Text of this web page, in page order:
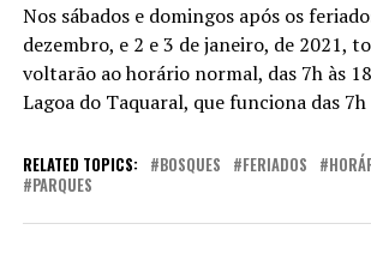
Nos sábados e domingos após os
dezembro, e 2 e 3 de janeiro, de 2021,
voltarão ao horário normal, das 7h às
Lagoa do Taquaral, que funciona das 7h
RELATED TOPICS: BOSQUES FERIADOS
PARQUES